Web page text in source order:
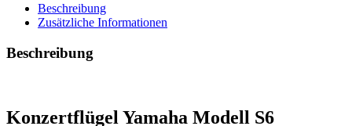
Beschreibung
Zusätzliche Informationen
Beschreibung
Konzertflügel Yamaha Modell S6